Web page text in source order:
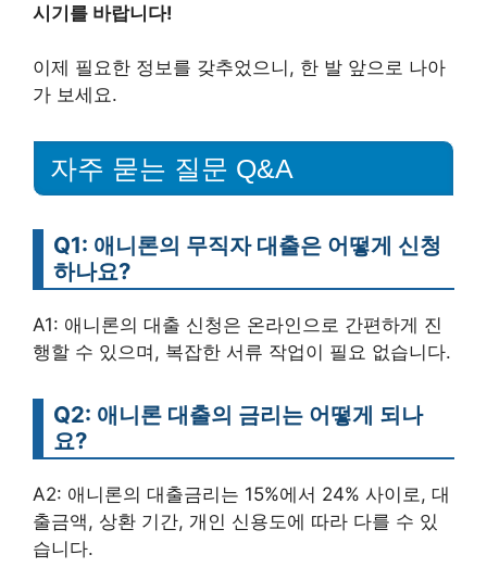
시기를 바랍니다!
이제 필요한 정보를 갖추었으니, 한 발 앞으로 나아
가 보세요.
자주 묻는 질문 Q&A
Q1: 애니론의 무직자 대출은 어떻게 신청
하나요?
A1: 애니론의 대출 신청은 온라인으로 간편하게 진
행할 수 있으며, 복잡한 서류 작업이 필요 없습니다.
Q2: 애니론 대출의 금리는 어떻게 되나
요?
A2: 애니론의 대출금리는 15%에서 24% 사이로, 대
출금액, 상환 기간, 개인 신용도에 따라 다를 수 있
습니다.